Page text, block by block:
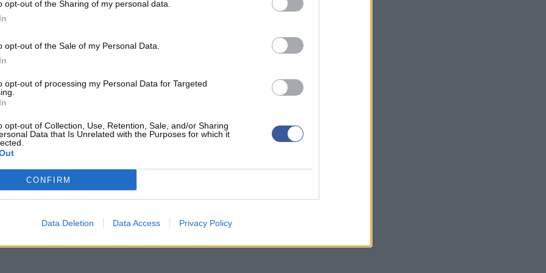
opt-out of the Sharing of my personal data.
opt-out of the Sale of my Personal Data.
opt-out of processing my Personal Data for Targeted
opt-out of Collection, Use, Retention, Sale, and/or Sharing
Data that Is Unrelated with the Purposes for which it
CONFIRM
Data Deletion Data Access Privacy Policy
précipite aux tirs certes, mais
26. Si vous voulez la
doit être la guerre de tranchées
ouverts trop souvent alors que
que ça n'arrive jamais.
basket.com